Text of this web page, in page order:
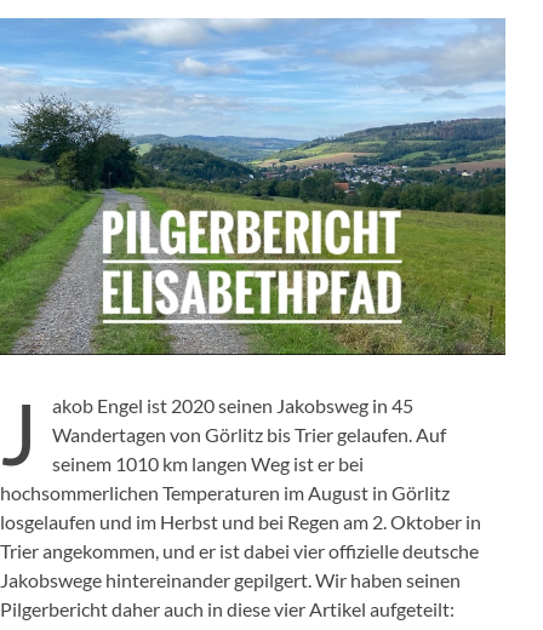
J
akob Engel ist 2020 seinen Jakobsweg in 45
Wandertagen von Görlitz bis Trier gelaufen. Auf
seinem 1010 km langen Weg ist er bei
hochsommerlichen Temperaturen im August in Görlitz
losgelaufen und im Herbst und bei Regen am 2. Oktober in
Trier angekommen, und er ist dabei vier offizielle deutsche
Jakobswege hintereinander gepilgert. Wir haben seinen
Pilgerbericht daher auch in diese vier Artikel aufgeteilt: